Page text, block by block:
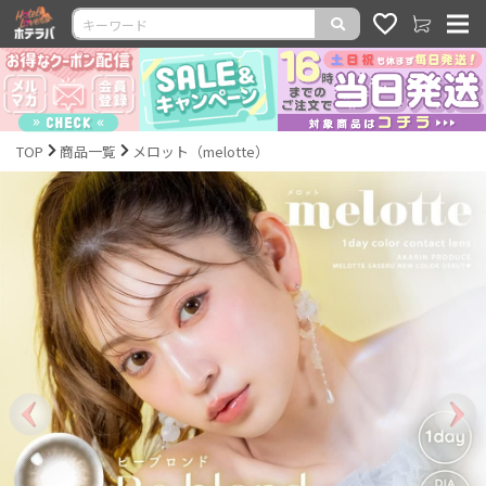
TOP 商品一覧 メロット（melotte）